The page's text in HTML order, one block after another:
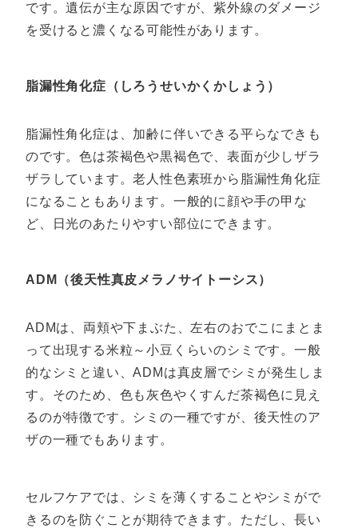
です。遺伝が主な原因ですが、紫外線のダメージ
を受けると濃くなる可能性があります。
脂漏性角化症（しろうせいかくかしょう）
脂漏性角化症は、加齢に伴いできる平らなできも
のです。色は茶褐色や黒褐色で、表面が少しザラ
ザラしています。老人性色素班から脂漏性角化症
になることもあります。一般的に顔や手の甲な
ど、日光のあたりやすい部位にできます。
ADM（後天性真皮メラノサイトーシス）
ADMは、両頬や下まぶた、左右のおでこにまとま
って出現する米粒～小豆くらいのシミです。一般
的なシミと違い、ADMは真皮層でシミが発生しま
す。そのため、色も灰色やくすんだ茶褐色に見え
るのが特徴です。シミの一種ですが、後天性のア
ザの一種でもあります。
セルフケアでは、シミを薄くすることやシミがで
きるのを防ぐことが期待できます。ただし、長い